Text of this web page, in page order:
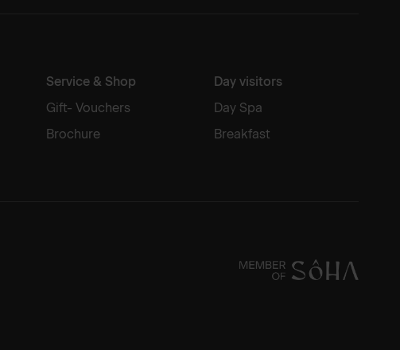
Service & Shop
Gift- Vouchers
Brochure
Day visitors
Day Spa
Breakfast